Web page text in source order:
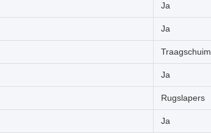
Ja
Ja
Traagschuim
Ja
Rugslapers
Ja